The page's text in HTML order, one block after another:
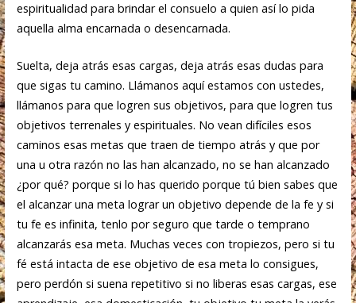
espiritualidad para brindar el consuelo a quien así lo pida
aquella alma encarnada o desencarnada.
Suelta, deja atrás esas cargas, deja atrás esas dudas para
que sigas tu camino. Llámanos aquí estamos con ustedes,
llámanos para que logren sus objetivos, para que logren tus
objetivos terrenales y espirituales. No vean difíciles esos
caminos esas metas que traen de tiempo atrás y que por
una u otra razón no las han alcanzado, no se han alcanzado
¿por qué? porque si lo has querido porque tú bien sabes que
el alcanzar una meta lograr un objetivo depende de la fe y si
tu fe es infinita, tenlo por seguro que tarde o temprano
alcanzarás esa meta. Muchas veces con tropiezos, pero si tu
fé está intacta de ese objetivo de esa meta lo consigues,
pero perdón si suena repetitivo si no liberas esas cargas, ese